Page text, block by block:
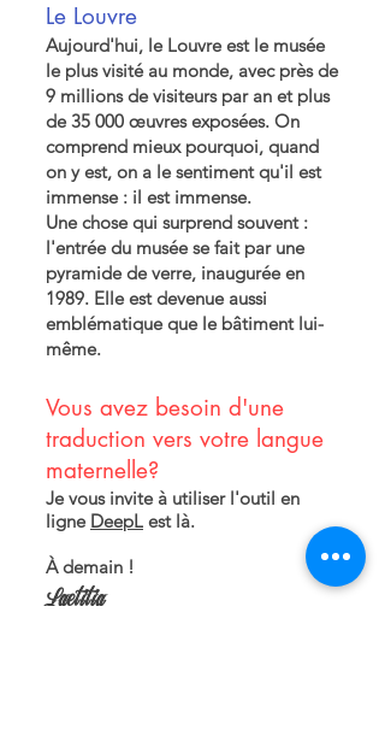
Le Louvre
Aujourd'hui, le Louvre est le musée
le plus visité au monde, avec près de
9 millions de visiteurs par an et plus
de 35 000 œuvres exposées. On
comprend mieux pourquoi, quand
on y est, on a le sentiment qu'il est
immense : il est immense.
Une chose qui surprend souvent :
l'entrée du musée se fait par une
pyramide de verre, inaugurée en
1989. Elle est devenue aussi
emblématique que le bâtiment lui-
même.
Vous avez besoin d'une
traduction vers votre langue
maternelle?
Je vous invite à utiliser l'outil en
ligne DeepL est là.
À demain !
Laetitia